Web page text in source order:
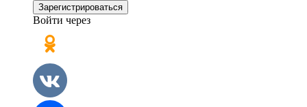
Зарегистрироваться
Войти через